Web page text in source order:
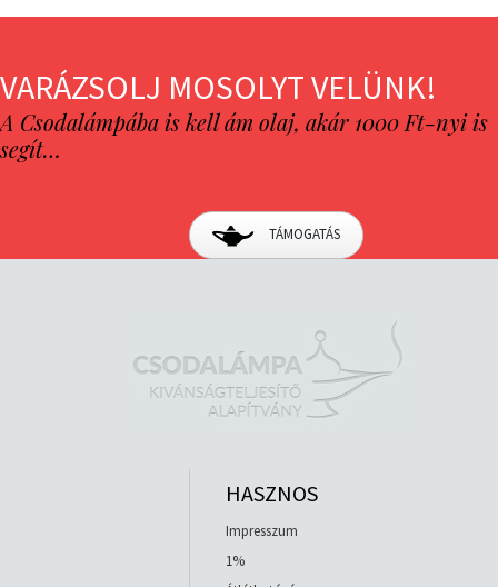
VARÁZSOLJ MOSOLYT VELÜNK!
A Csodalámpába is kell ám olaj, akár 1000 Ft-nyi is
segít…
TÁMOGATÁS
HASZNOS
Impresszum
1%